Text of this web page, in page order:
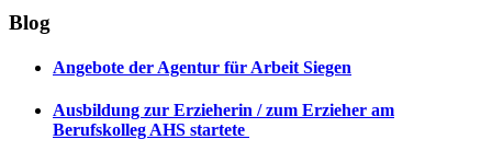
Blog
Angebote der Agentur für Arbeit Siegen
Ausbildung zur Erzieherin / zum Erzieher am
Berufskolleg AHS startete